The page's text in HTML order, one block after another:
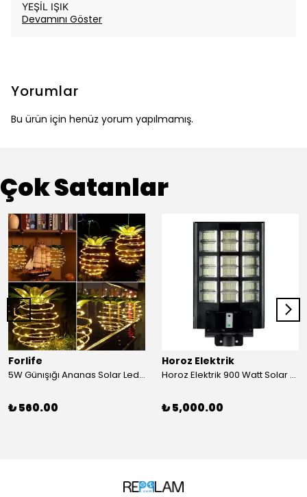
YEŞİL IŞIK
Devamını Göster
Yorumlar
Bu ürün için henüz yorum yapılmamış.
Çok Satanlar
Forlife
5W Günışığı Ananas Solar Led Aydınlatma Bahçe Balkon Aydınlatma
₺ 560.00
Horoz Elektrik
Horoz Elektrik 900 Watt Solar Sokak Armatürü Beyaz Işık
₺ 5,000.00